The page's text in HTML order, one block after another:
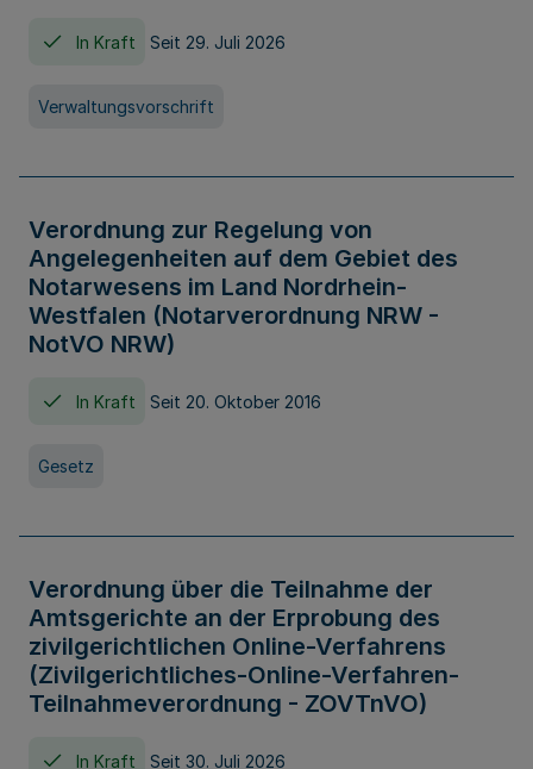
In Kraft Seit 29. Juli 2026
Verwaltungsvorschrift
Verordnung zur Regelung von
Angelegenheiten auf dem Gebiet des
Notarwesens im Land Nordrhein-
Westfalen (Notarverordnung NRW -
NotVO NRW)
In Kraft Seit 20. Oktober 2016
Gesetz
Verordnung über die Teilnahme der
Amtsgerichte an der Erprobung des
zivilgerichtlichen Online-Verfahrens
(Zivilgerichtliches-Online-Verfahren-
Teilnahmeverordnung - ZOVTnVO)
In Kraft Seit 30. Juli 2026